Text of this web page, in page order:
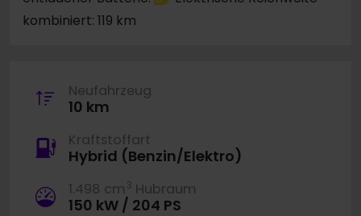
kombiniert: 119 km
Neufahrzeug
10 km
Kraftstoffart
Hybrid (Benzin/Elektro)
1.498 cm 3 Hubraum
150 kW / 204 PS